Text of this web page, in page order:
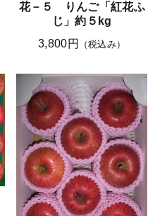
花－５ りんご「紅花ふ
じ」約５kg
3,800円
（税込み）